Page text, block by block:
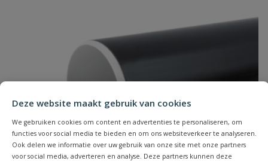
Deze website maakt gebruik van cookies
We gebruiken cookies om content en advertenties te personaliseren, om
functies voor social media te bieden en om ons websiteverkeer te analyseren.
Ook delen we informatie over uw gebruik van onze site met onze partners
voor social media, adverteren en analyse. Deze partners kunnen deze
Samenvatting
Beoordeling